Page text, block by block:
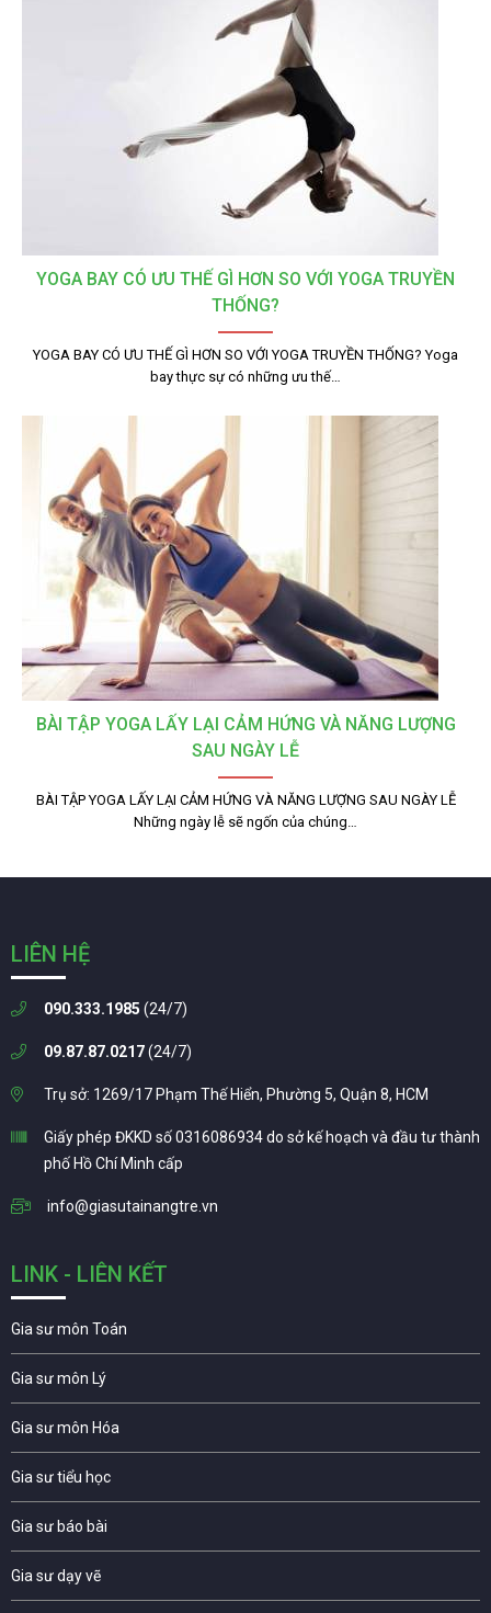
YOGA BAY CÓ ƯU THẾ GÌ HƠN SO VỚI YOGA TRUYỀN
THỐNG?
YOGA BAY CÓ ƯU THẾ GÌ HƠN SO VỚI YOGA TRUYỀN THỐNG? Yoga
bay thực sự có những ưu thế…
BÀI TẬP YOGA LẤY LẠI CẢM HỨNG VÀ NĂNG LƯỢNG
SAU NGÀY LỄ
BÀI TẬP YOGA LẤY LẠI CẢM HỨNG VÀ NĂNG LƯỢNG SAU NGÀY LỄ
Những ngày lễ sẽ ngốn của chúng…
LIÊN HỆ
090.333.1985 (24/7)
09.87.87.0217(24/7)
Trụ sở: 1269/17 Phạm Thế Hiển, Phường 5, Quận 8, HCM
Giấy phép ĐKKD số 0316086934 do sở kế hoạch và đầu tư thành
phố Hồ Chí Minh cấp
info@giasutainangtre.vn
LINK - LIÊN KẾT
Gia sư môn Toán
Gia sư môn Lý
Gia sư môn Hóa
Gia sư tiểu học
Gia sư báo bài
Gia sư dạy vẽ